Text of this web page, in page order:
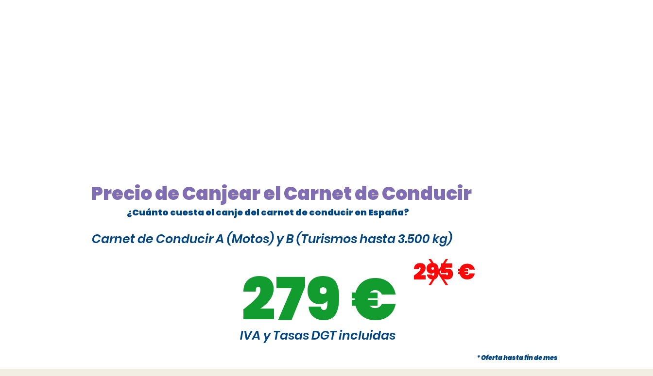
Precio de Canjear el Carnet de Conducir
¿Cuánto cuesta el canje del carnet de conducir en España?
Carnet de Conducir A (Motos) y B (Turismos hasta 3.500 kg)
279 € 295 €
x
IVA y Tasas DGT incluidas
* Oferta hasta fin de mes